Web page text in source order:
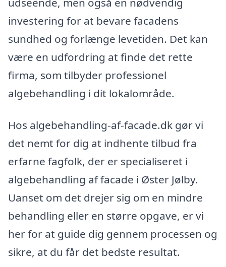
investering for at bevare facadens
sundhed og forlænge levetiden. Det kan
være en udfordring at finde det rette
firma, som tilbyder professionel
algebehandling i dit lokalområde.
Hos algebehandling-af-facade.dk gør vi
det nemt for dig at indhente tilbud fra
erfarne fagfolk, der er specialiseret i
algebehandling af facade i Øster Jølby.
Uanset om det drejer sig om en mindre
behandling eller en større opgave, er vi
her for at guide dig gennem processen og
sikre, at du får det bedste resultat.